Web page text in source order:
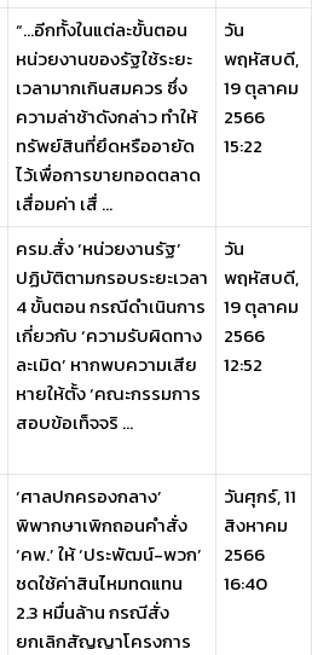
“…อีกทั้งในแต่ละขั้นตอน
หน่วยงานของรัฐใช้ระยะ
เวลามากเกินสมควร ซึ่ง
ความล่าช้าดังกล่าว ทำให้
ทรัพย์สินที่ยึดหรืออายัด
ไว้เพื่อการขายทอดตลาด
เสื่อมค่า เสื่ ...
วัน
พฤหัสบดี,
19 ตุลาคม
2566
15:22
ครม.สั่ง ‘หน่วยงานรัฐ’
ปฏิบัติตามกรอบระยะเวลา
4 ขั้นตอน กรณีดำเนินการ
เกี่ยวกับ ‘ความรับผิดทาง
ละเมิด’ หากพบความเสีย
หายให้ตั้ง ‘คณะกรรมการ
สอบข้อเท็จจริ ...
วัน
พฤหัสบดี,
19 ตุลาคม
2566
12:52
‘ศาลปกครองกลาง’
พิพากษาเพิกถอนคำสั่ง
‘คพ.’ ให้ ‘ประพัฒน์-พวก’
ชดใช้ค่าสินไหมทดแทน
2.3 หมื่นล้าน กรณีสั่ง
ยกเลิกสัญญาโครงการ
วันศุกร์, 11
สิงหาคม
2566
16:40